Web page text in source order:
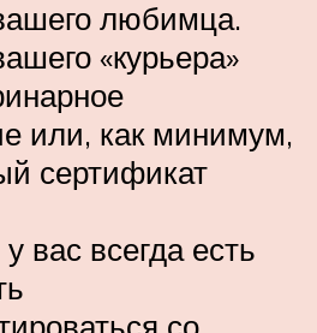
любимца.
«курьера»
или, как минимум,
сертификат
вас всегда есть